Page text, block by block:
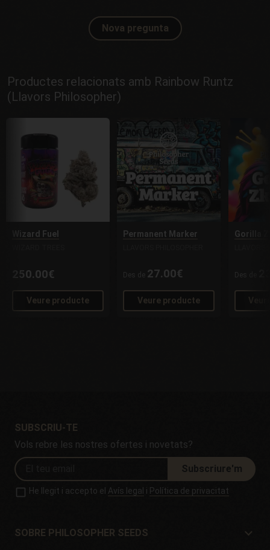
Nova pregunta
Productes relacionats amb Rainbow Runtz
(Llavors Philosopher)
Wizard Fuel
250.00€
Veure producte
Permanent Marker
Des de 27.00€
Veure producte
Gorilla
Des de
SUBSCRIU-TE
Vols rebre les nostres ofertes i novetats?
Subscriure'm
He llegit i accepto el Avís legal i Política de privacitat
SOBRE PHILOSOPHER SEEDS